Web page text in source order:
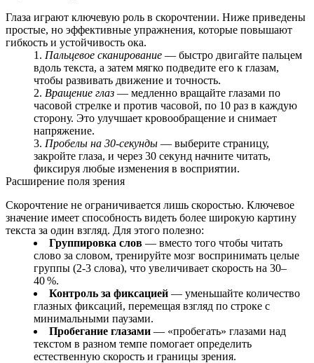
Глаза играют ключевую роль в скорочтении. Ниже приведены
простые, но эффективные упражнения, которые повышают
гибкость и устойчивость ока.
Пальцевое сканирование — быстро двигайте пальцем
вдоль текста, а затем мягко подведите его к глазам,
чтобы развивать движение и точность.
Вращение глаз — медленно вращайте глазами по
часовой стрелке и против часовой, по 10 раз в каждую
сторону. Это улучшает кровообращение и снимает
напряжение.
Пробелы на 30‑секунды — выберите страницу,
закройте глаза, и через 30 секунд начните читать,
фиксируя любые изменения в восприятии.
Расширение поля зрения
Скорочтение не ограничивается лишь скоростью. Ключевое
значение имеет способность видеть более широкую картину
текста за один взгляд. Для этого полезно:
Группировка слов — вместо того чтобы читать
слово за словом, тренируйте мозг воспринимать целые
группы (2‑3 слова), что увеличивает скорость на 30–
40 %.
Контроль за фиксацией — уменьшайте количество
глазных фиксаций, перемещая взгляд по строке с
минимальными паузами.
Пробегание глазами — «пробегать» глазами над
текстом в разном темпе помогает определить
естественную скорость и границы зрения.